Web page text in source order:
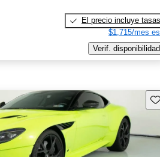
El precio incluye tasas
$1,715/mes
Verif. disponibilidad